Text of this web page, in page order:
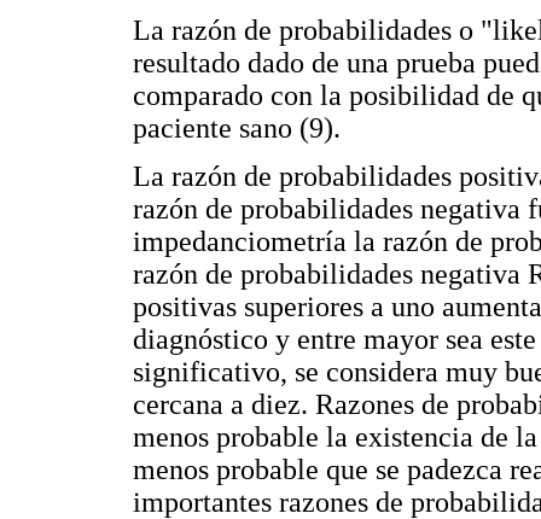
La razón de probabilidades o
resultado dado de una prueba
comparado con la posibilidad de
paciente sano (9).
La razón de probabilidades
razón de probabilidades negativa
impedanciometría la razón de
razón de probabilidades negativa
positivas superiores a uno
diagnóstico y entre mayor sea
significativo, se considera muy
cercana a diez. Razones de
menos probable la existencia de
menos probable que se padezca
importantes razones de